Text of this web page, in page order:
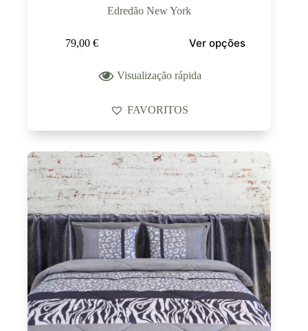
Edredão New York
79,00 € Ver opções
Visualização rápida
FAVORITOS